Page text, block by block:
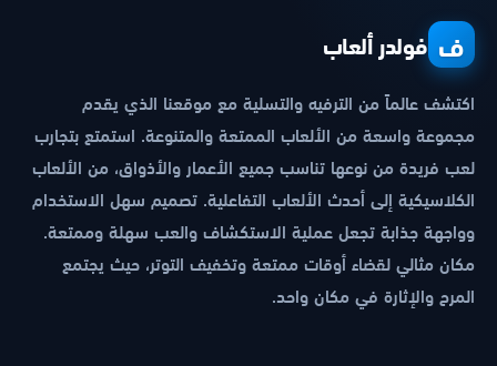
ف فولدر ألعاب
اكتشف عالماً من الترفيه والتسلية مع موقعنا الذي يقدم
مجموعة واسعة من الألعاب الممتعة والمتنوعة. استمتع بتجارب
لعب فريدة من نوعها تناسب جميع الأعمار والأذواق، من الألعاب
الكلاسيكية إلى أحدث الألعاب التفاعلية. تصميم سهل الاستخدام
وواجهة جذابة تجعل عملية الاستكشاف والعب سهلة وممتعة.
مكان مثالي لقضاء أوقات ممتعة وتخفيف التوتر، حيث يجتمع
المرح والإثارة في مكان واحد.